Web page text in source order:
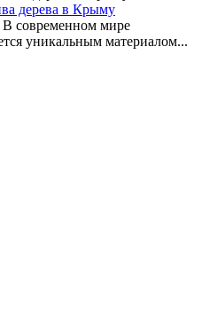
дерева в Крыму
мире
уникальным материалом...